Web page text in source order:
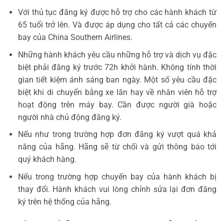
Với thủ tục đăng ký được hỗ trợ cho các hành khách từ
65 tuổi trở lên. Và được áp dụng cho tất cả các chuyến
bay của China Southern Airlines.
Những hành khách yêu cầu những hỗ trợ và dịch vụ đặc
biệt phải đăng ký trước 72h khởi hành. Không tính thời
gian tiết kiệm ánh sáng ban ngày. Một số yêu cầu đặc
biệt khi di chuyển bằng xe lăn hay về nhân viên hỗ trợ
hoạt động trên máy bay. Cần được người già hoặc
người nhà chủ động đăng ký.
Nếu như trong trường hợp đơn đăng ký vượt quá khả
năng của hãng. Hãng sẽ từ chối và gửi thông báo tới
quý khách hàng.
Nếu trong trường hợp chuyến bay của hành khách bị
thay đổi. Hành khách vui lòng chỉnh sửa lại đơn đăng
ký trên hệ thống của hãng.